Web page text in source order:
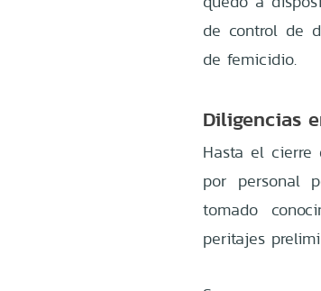
de control de
de femicidio.
Diligencias
Hasta el cierre
por personal
tomado
peritajes